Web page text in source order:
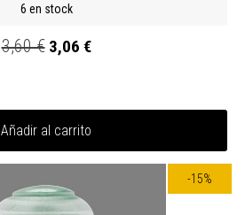
6 en stock
3,60 € 3,06 €
Añadir al carrito
-15%